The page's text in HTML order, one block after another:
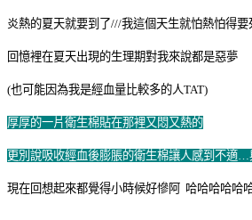
炎熱的夏天就要到了///我這個天生就怕熱怕得
回憶裡在夏天出現的生理期對我來說都是惡夢
(也可能因為我是經血量比較多的人TAT)
厚厚的一片衛生棉貼在那裡又悶又熱的
更別說吸收經血後膨脹的衛生棉讓人感到不適
現在回想起來都覺得小時候好慘阿 哈哈哈哈哈